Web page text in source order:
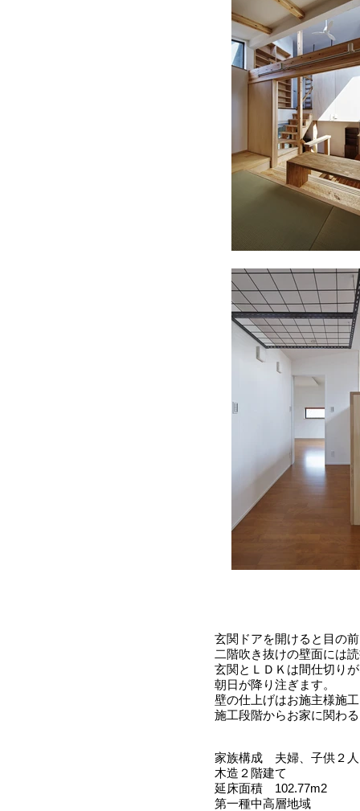
玄関ドアを開けると目の
二階吹き抜けの壁面には
玄関とＬＤＫは間仕切り
朝日が降り注ぎます。
壁の仕上げはお施主様施
施工段階からお家に関わ
家族構成 夫婦、子供２
木造２階建て
延床面積 102.77m2
第一種中高層地域